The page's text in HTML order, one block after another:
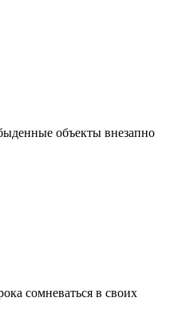
объекты внезапно
сомневаться в своих